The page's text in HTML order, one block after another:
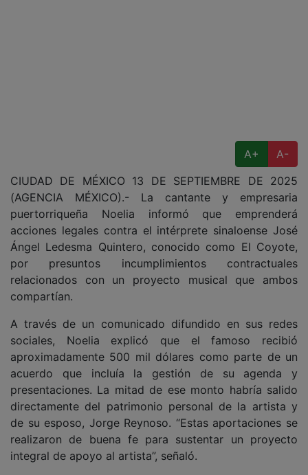
A+
A-
CIUDAD DE MÉXICO 13 DE SEPTIEMBRE DE 2025
(AGENCIA MÉXICO).- La cantante y empresaria
puertorriqueña Noelia informó que emprenderá
acciones legales contra el intérprete sinaloense José
Ángel Ledesma Quintero, conocido como El Coyote,
por presuntos incumplimientos contractuales
relacionados con un proyecto musical que ambos
compartían.
A través de un comunicado difundido en sus redes
sociales, Noelia explicó que el famoso recibió
aproximadamente 500 mil dólares como parte de un
acuerdo que incluía la gestión de su agenda y
presentaciones. La mitad de ese monto habría salido
directamente del patrimonio personal de la artista y
de su esposo, Jorge Reynoso. “Estas aportaciones se
realizaron de buena fe para sustentar un proyecto
integral de apoyo al artista”, señaló.